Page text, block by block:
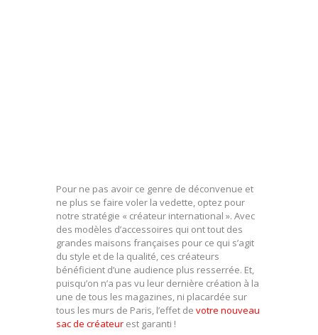
Pour ne pas avoir ce genre de déconvenue et
ne plus se faire voler la vedette, optez pour
notre stratégie « créateur international ». Avec
des modèles d’accessoires qui ont tout des
grandes maisons françaises pour ce qui s’agit
du style et de la qualité, ces créateurs
bénéficient d’une audience plus resserrée. Et,
puisqu’on n’a pas vu leur dernière création à la
une de tous les magazines, ni placardée sur
tous les murs de Paris, l’effet de votre nouveau
sac de créateur est garanti !